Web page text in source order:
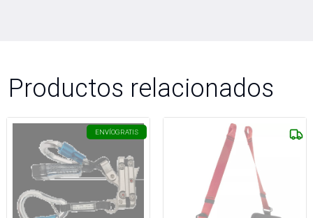
Productos relacionados
ENVÍOGRATIS